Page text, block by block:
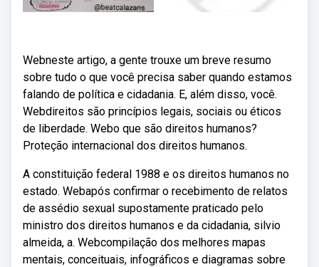
Webneste artigo, a gente trouxe um breve resumo
sobre tudo o que você precisa saber quando estamos
falando de política e cidadania. E, além disso, você.
Webdireitos são princípios legais, sociais ou éticos
de liberdade. Webo que são direitos humanos?
Proteção internacional dos direitos humanos.
A constituição federal 1988 e os direitos humanos no
estado. Webapós confirmar o recebimento de relatos
de assédio sexual supostamente praticado pelo
ministro dos direitos humanos e da cidadania, silvio
almeida, a. Webcompilação dos melhores mapas
mentais, conceituais, infográficos e diagramas sobre